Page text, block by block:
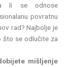
li se odnose
povratnu
rad? Najbolje je
što se odlučite za
mišljenje